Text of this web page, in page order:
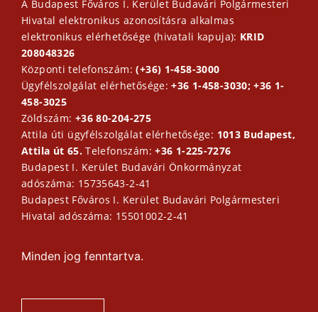
A Budapest Főváros I. Kerület Budavári Polgármesteri
Hivatal elektronikus azonosításra alkalmas
elektronikus elérhetősége (hivatali kapuja): KRID
208048326
Központi telefonszám:(+36) 1-458-3000
Ügyfélszolgálat elérhetősége:+36 1-458-3030; +36 1-
458-3025
Zöldszám: +36 80-204-275
Attila úti ügyfélszolgálat elérhetősége: 1013 Budapest,
Attila út 65.Telefonszám:+36 1-225-7276
Budapest I. Kerület Budavári Önkormányzat
adószáma: 15735643-2-41
Budapest Főváros I. Kerület Budavári Polgármesteri
Hivatal adószáma: 15501002-2-41
Minden jog fenntartva.